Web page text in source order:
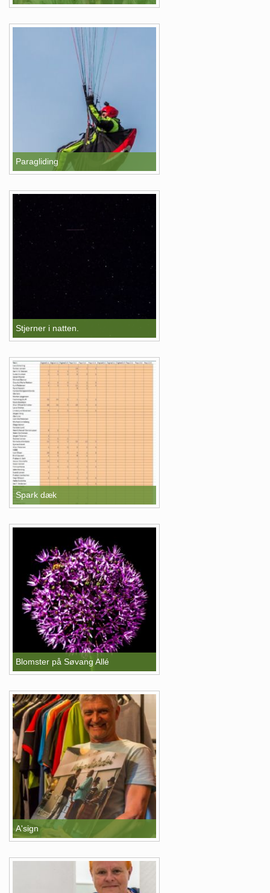
Paragliding
Stjerner i natten.
Spark dæk
Blomster på Søvang Allé
A'sign